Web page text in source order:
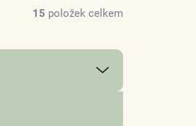
15 položek celkem